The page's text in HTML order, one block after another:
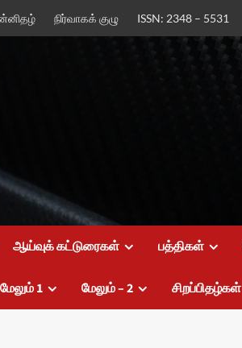
நிர்வாகக் குழு ISSN: 2348 – 5531
ஆய்வுக் கட்டுரைகள் பத்திகள்
மேலும் 1 மேலும் – 2 சிறப்பிதழ்கள்